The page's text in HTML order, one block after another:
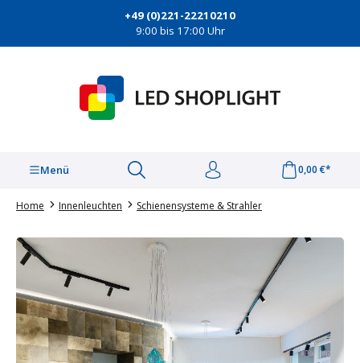
+49 (0)221-22210210
9:00 bis 17:00 Uhr
Menü 0,00 €*
Home Innenleuchten Schienensysteme & Strahler